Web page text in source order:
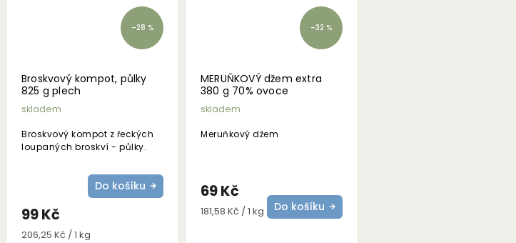
–28 %
Broskvový kompot, půlky
825 g plech
skladem
99 Kč
Měrná
206,25 Kč / 1 kg
Do košíku
Broskvový kompot z řeckých
loupaných broskví - půlky.
–32 %
MERUŇKOVÝ džem extra
380 g 70% ovoce
skladem
69 Kč
Měrná
181,58 Kč / 1 kg Do košíku
Meruňkový džem